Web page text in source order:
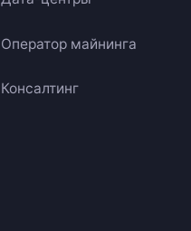
Оператор майнинга
Консалтинг